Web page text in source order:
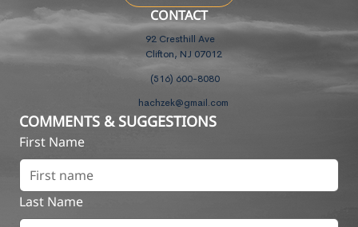
CONTACT
92 Cresthill Ave
Clifton, NJ 07012
(516) 600-8080
hachzek@gmail.com
COMMENTS & SUGGESTIONS
First Name
Last Name